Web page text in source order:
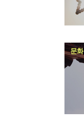
문화